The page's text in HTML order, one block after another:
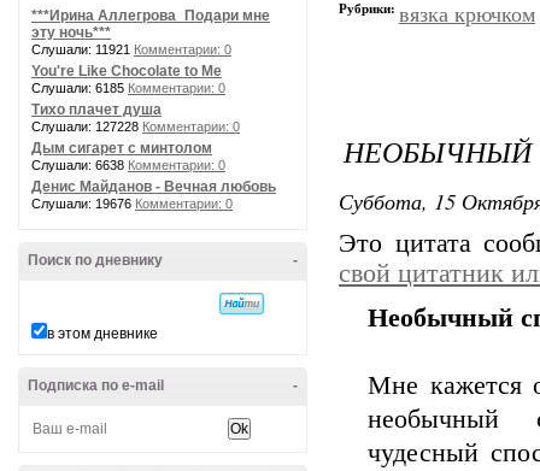
***Ирина Аллегрова_Подари мне
эту ночь***
Слушали: 11921 Комментарии: 0
You're Like Chocolate to Me
Слушали: 6185 Комментарии: 0
Тихо плачет душа
Слушали: 127228 Комментарии: 0
Дым сигарет с минтолом
Слушали: 6638 Комментарии: 0
Денис Майданов - Вечная любовь
Слушали: 19676 Комментарии: 0
-
Поиск по дневнику
в этом дневнике
-
Подписка по e-mail
Рубрики: вязка крючком
НЕОБЫЧНЫЙ
Суббота, 15
Это цитата
свой цитатник
Необычный
Мне кажется
чудесный